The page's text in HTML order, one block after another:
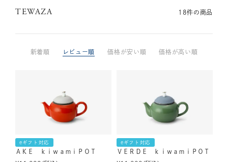
TEWAZA 18件の商品
新着順 レビュー順 価格が安い順 価格が高い順
eギフト対応
ＡＫＥ ｋｉｗａｍｉＰＯＴ
eギフト対応
ＶＥＲＤＥ ｋｉｗａｍｉＰＯＴ